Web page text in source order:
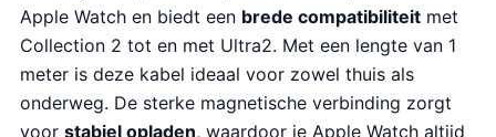
Apple Watch en biedt een brede compatibiliteit met
Collection 2 tot en met Ultra2. Met een lengte van 1
meter is deze kabel ideaal voor zowel thuis als
onderweg. De sterke magnetische verbinding zorgt
voor stabiel opladen, waardoor je Apple Watch altijd